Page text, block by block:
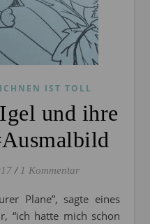
IST TOLL
und ihre
/ 1 Kommentar
“ich hatte mich schon